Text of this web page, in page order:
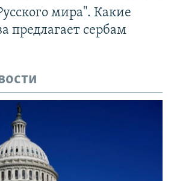
мира". Какие
предлагает сербам